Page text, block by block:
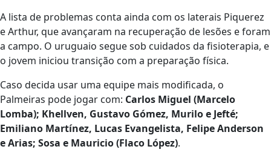
A lista de problemas conta ainda com os laterais Piquerez
e Arthur, que avançaram na recuperação de lesões e foram
a campo. O uruguaio segue sob cuidados da fisioterapia, e
o jovem iniciou transição com a preparação física.
Caso decida usar uma equipe mais modificada, o
Palmeiras pode jogar com: Carlos Miguel (Marcelo
Lomba); Khellven, Gustavo Gómez, Murilo e Jefté;
Emiliano Martínez, Lucas Evangelista, Felipe Anderson
e Arias; Sosa e Mauricio (Flaco López).